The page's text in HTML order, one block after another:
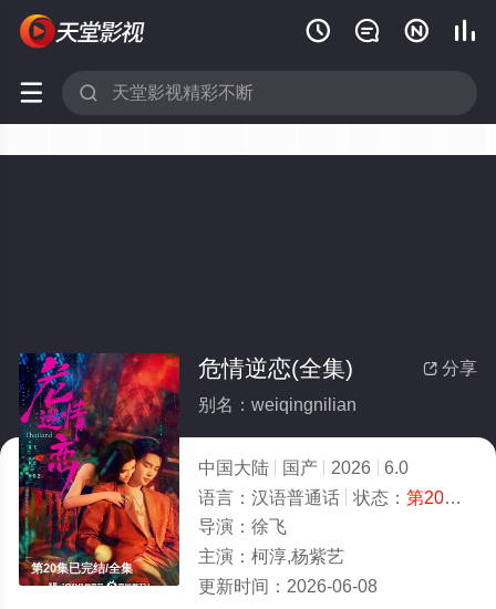
   
 
第20集已完结/全集
 分享
危情逆恋(全集)
别名：weiqingnilian
中国大陆 国产 2026
6.0
语言： 汉语普通话 状态： 第20集已完结
导演： 徐飞
主演： 柯淳,杨紫艺
更新时间： 2026-06-08